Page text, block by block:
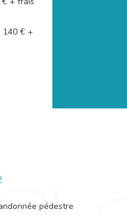
140 € +
pédestre